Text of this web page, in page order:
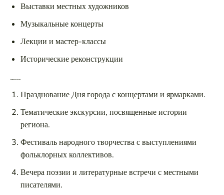
Выставки местных художников
Музыкальные концерты
Лекции и мастер-классы
Исторические реконструкции
Планируемые события
Празднование Дня города с концертами и ярмарками.
Тематические экскурсии, посвященные истории
региона.
Фестиваль народного творчества с выступлениями
фольклорных коллективов.
Вечера поэзии и литературные встречи с местными
писателями.